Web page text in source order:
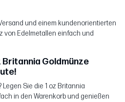
und einem kundenorientierten
von Edelmetallen einfach und
Britannia Goldmünze
Sie die 1 oz Britannia
in den Warenkorb und genießen